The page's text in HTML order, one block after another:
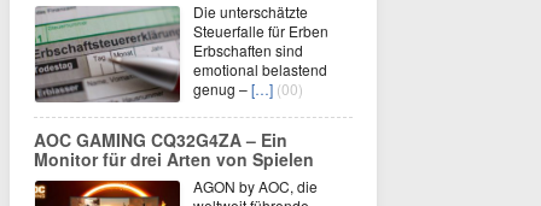
Die unterschätzte
Steuerfalle für Erben
Erbschaften sind
emotional belastend
genug –[…] (00)
AOC GAMING CQ32G4ZA – Ein
Monitor für drei Arten von Spielen
AGON by AOC, die